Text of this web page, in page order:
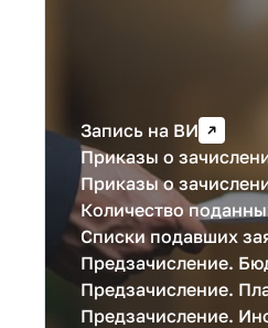
Запись на ВИ
Приказы о
Приказы о
Количество
Списки подавших
Предзачисление.
Предзачисление.
Предзачисление.